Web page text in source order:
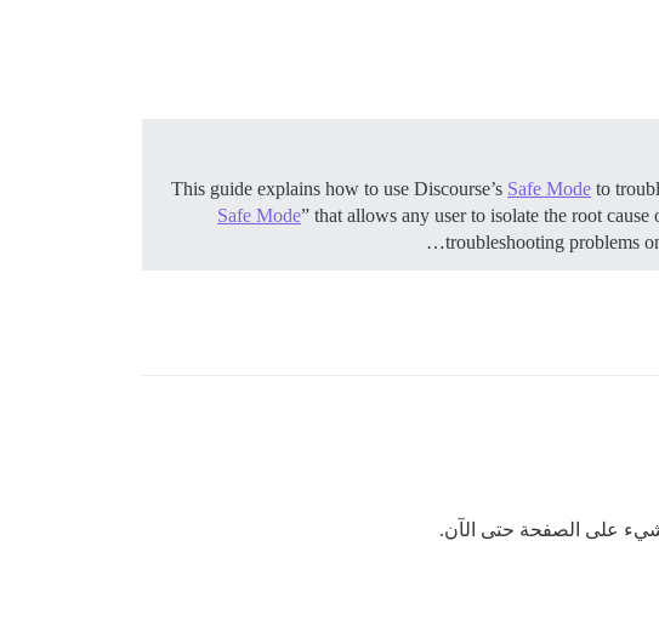
Safe Mode to
Safe Mode” that allows any user to isolate the root
troubleshooting problems
على الصفحة حتى الآن.